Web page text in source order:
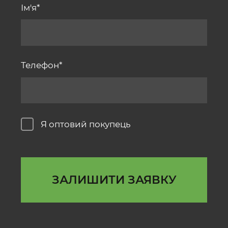
Ім'я
Телефон
Я оптовий покупець
ЗАЛИШИТИ ЗАЯВКУ